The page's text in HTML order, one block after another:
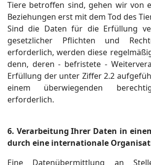
Tiere betroffen sind, gehen wir von
Beziehungen erst mit dem Tod des
Sind die Daten für die Erfüllung
gesetzlicher Pflichten und
erforderlich, werden diese
denn, deren - befristete -
Erfüllung der unter Ziffer 2.2
einem überwiegenden
erforderlich.
6. Verarbeitung Ihrer Daten in
durch eine internationale
Eine Datenübermittlung an